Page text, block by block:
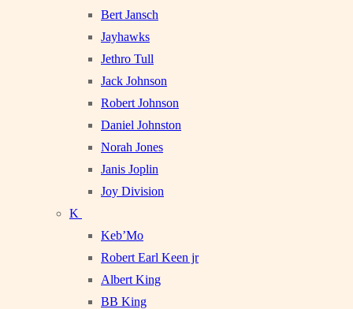
Bert Jansch
Jayhawks
Jethro Tull
Jack Johnson
Robert Johnson
Daniel Johnston
Norah Jones
Janis Joplin
Joy Division
K
Keb’Mo
Robert Earl Keen jr
Albert King
BB King